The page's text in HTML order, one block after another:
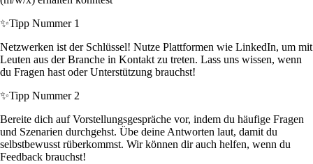
✨Tipp Nummer 1
Netzwerken ist der Schlüssel! Nutze Plattformen wie LinkedIn, um mit
Leuten aus der Branche in Kontakt zu treten. Lass uns wissen, wenn
du Fragen hast oder Unterstützung brauchst!
✨Tipp Nummer 2
Bereite dich auf Vorstellungsgespräche vor, indem du häufige Fragen
und Szenarien durchgehst. Übe deine Antworten laut, damit du
selbstbewusst rüberkommst. Wir können dir auch helfen, wenn du
Feedback brauchst!